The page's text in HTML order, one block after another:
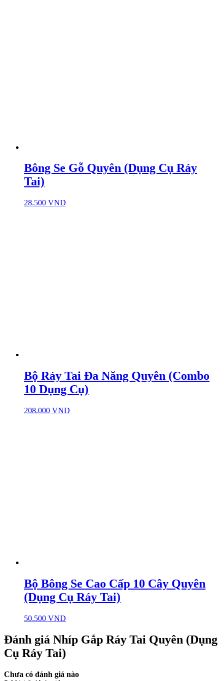
Bông Se Gỗ Quyên (Dụng Cụ Ráy
Tai)
28.500 VND
Bộ Ráy Tai Đa Năng Quyên (Combo
10 Dụng Cụ)
208.000 VND
Bộ Bông Se Cao Cấp 10 Cây Quyên
(Dụng Cụ Ráy Tai)
50.500 VND
Đánh giá Nhíp Gắp Ráy Tai Quyên (Dụng
Cụ Ráy Tai)
Chưa có đánh giá nào